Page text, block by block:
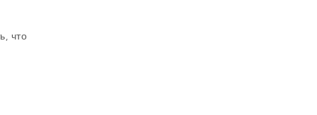
что